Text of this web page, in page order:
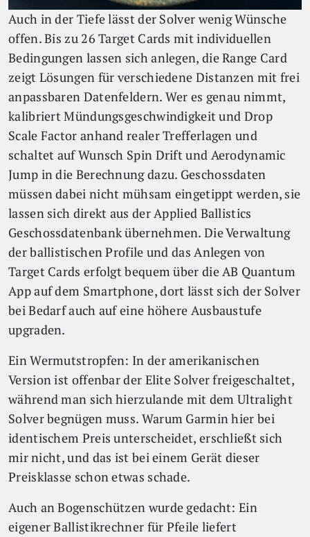
Auch in der Tiefe lässt der Solver wenig Wünsche
offen. Bis zu 26 Target Cards mit individuellen
Bedingungen lassen sich anlegen, die Range Card
zeigt Lösungen für verschiedene Distanzen mit frei
anpassbaren Datenfeldern. Wer es genau nimmt,
kalibriert Mündungsgeschwindigkeit und Drop
Scale Factor anhand realer Trefferlagen und
schaltet auf Wunsch Spin Drift und Aerodynamic
Jump in die Berechnung dazu. Geschossdaten
müssen dabei nicht mühsam eingetippt werden, sie
lassen sich direkt aus der Applied Ballistics
Geschossdatenbank übernehmen. Die Verwaltung
der ballistischen Profile und das Anlegen von
Target Cards erfolgt bequem über die AB Quantum
App auf dem Smartphone, dort lässt sich der Solver
bei Bedarf auch auf eine höhere Ausbaustufe
upgraden.
Ein Wermutstropfen: In der amerikanischen
Version ist offenbar der Elite Solver freigeschaltet,
während man sich hierzulande mit dem Ultralight
Solver begnügen muss. Warum Garmin hier bei
identischem Preis unterscheidet, erschließt sich
mir nicht, und das ist bei einem Gerät dieser
Preisklasse schon etwas schade.
Auch an Bogenschützen wurde gedacht: Ein
eigener Ballistikrechner für Pfeile liefert